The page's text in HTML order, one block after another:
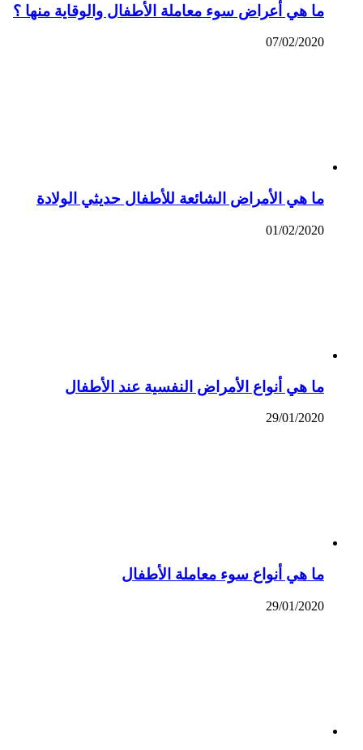
ما هي أعراض سوء معاملة الأطفال والوقاية منها ؟
07/02/2020
ما هي الأمراض الشائعة للأطفال حديثي الولادة
01/02/2020
ما هي أنواع الأمراض النفسية عند الأطفال
29/01/2020
ما هي أنواع سوء معاملة الأطفال
29/01/2020